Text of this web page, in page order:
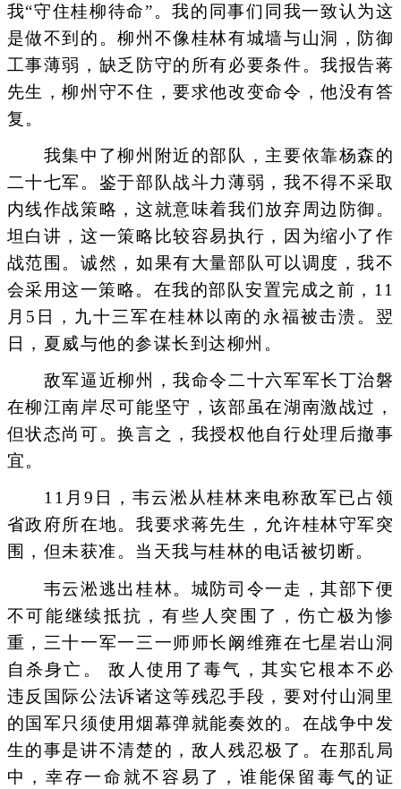
我“守住桂柳待命”。我的同事们同我一致认为这
是做不到的。柳州不像桂林有城墙与山洞，防御
工事薄弱，缺乏防守的所有必要条件。我报告蒋
先生，柳州守不住，要求他改变命令，他没有答
复。
我集中了柳州附近的部队，主要依靠杨森的
二十七军。鉴于部队战斗力薄弱，我不得不采取
内线作战策略，这就意味着我们放弃周边防御。
坦白讲，这一策略比较容易执行，因为缩小了作
战范围。诚然，如果有大量部队可以调度，我不
会采用这一策略。在我的部队安置完成之前，11
月5日，九十三军在桂林以南的永福被击溃。翌
日，夏威与他的参谋长到达柳州。
敌军逼近柳州，我命令二十六军军长丁治磐
在柳江南岸尽可能坚守，该部虽在湖南激战过，
但状态尚可。换言之，我授权他自行处理后撤事
宜。
11月9日，韦云淞从桂林来电称敌军已占领
省政府所在地。我要求蒋先生，允许桂林守军突
围，但未获准。当天我与桂林的电话被切断。
韦云淞逃出桂林。城防司令一走，其部下便
不可能继续抵抗，有些人突围了，伤亡极为惨
重，三十一军一三一师师长阚维雍在七星岩山洞
自杀身亡。 敌人使用了毒气，其实它根本不必
违反国际公法诉诸这等残忍手段，要对付山洞里
的国军只须使用烟幕弹就能奏效的。在战争中发
生的事是讲不清楚的，敌人残忍极了。在那乱局
中，幸存一命就不容易了，谁能保留毒气的证